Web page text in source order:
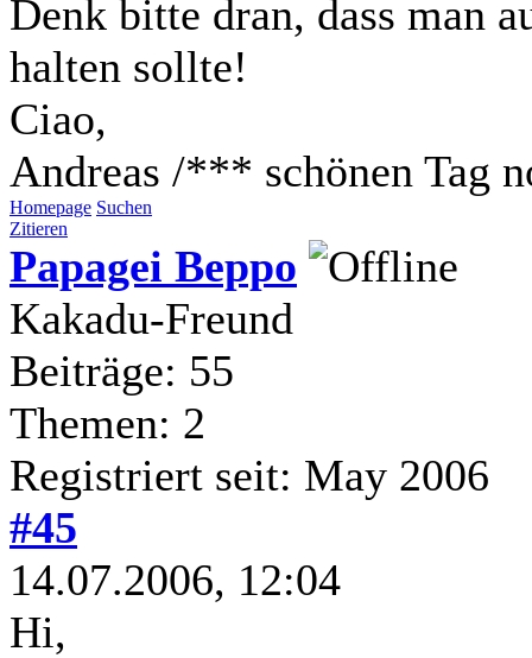
Denk bitte dran, dass man
halten sollte!
Ciao,
Andreas /*** schönen Tag
Homepage Suchen
Zitieren
Papagei Beppo
Kakadu-Freund
Beiträge: 55
Themen: 2
Registriert seit: May 2006
#45
14.07.2006, 12:04
Hi,